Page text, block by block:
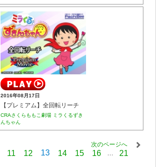
2016年08月17日
【プレミアム】全回転リーチ
CRAさくらももこ劇場 ミラくるずき
んちゃん
11 12 13 14 15 16 ... 21
次のページへ